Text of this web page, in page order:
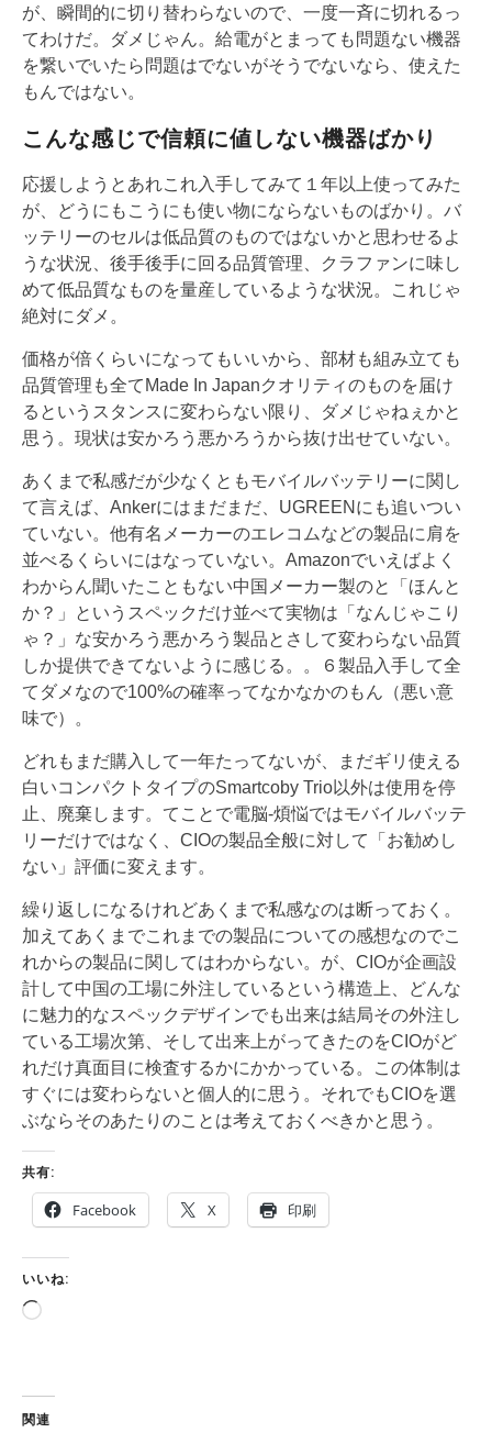
が、瞬間的に切り替わらないので、一度一斉に切れるっ
てわけだ。ダメじゃん。給電がとまっても問題ない機器
を繋いでいたら問題はでないがそうでないなら、使えた
もんではない。
こんな感じで信頼に値しない機器ばかり
応援しようとあれこれ入手してみて１年以上使ってみた
が、どうにもこうにも使い物にならないものばかり。バ
ッテリーのセルは低品質のものではないかと思わせるよ
うな状況、後手後手に回る品質管理、クラファンに味し
めて低品質なものを量産しているような状況。これじゃ
絶対にダメ。
価格が倍くらいになってもいいから、部材も組み立ても
品質管理も全てMade In Japanクオリティのものを届け
るというスタンスに変わらない限り、ダメじゃねぇかと
思う。現状は安かろう悪かろうから抜け出せていない。
あくまで私感だが少なくともモバイルバッテリーに関し
て言えば、Ankerにはまだまだ、UGREENにも追いつい
ていない。他有名メーカーのエレコムなどの製品に肩を
並べるくらいにはなっていない。Amazonでいえばよく
わからん聞いたこともない中国メーカー製のと「ほんと
か？」というスペックだけ並べて実物は「なんじゃこり
ゃ？」な安かろう悪かろう製品とさして変わらない品質
しか提供できてないように感じる。。６製品入手して全
てダメなので100%の確率ってなかなかのもん（悪い意
味で）。
どれもまだ購入して一年たってないが、まだギリ使える
白いコンパクトタイプのSmartcoby Trio以外は使用を停
止、廃棄します。てことで電脳-煩悩ではモバイルバッテ
リーだけではなく、CIOの製品全般に対して「お勧めし
ない」評価に変えます。
繰り返しになるけれどあくまで私感なのは断っておく。
加えてあくまでこれまでの製品についての感想なのでこ
れからの製品に関してはわからない。が、CIOが企画設
計して中国の工場に外注しているという構造上、どんな
に魅力的なスペックデザインでも出来は結局その外注し
ている工場次第、そして出来上がってきたのをCIOがど
れだけ真面目に検査するかにかかっている。この体制は
すぐには変わらないと個人的に思う。それでもCIOを選
ぶならそのあたりのことは考えておくべきかと思う。
共有:
Facebook X 印刷
いいね:
読
中…
関連